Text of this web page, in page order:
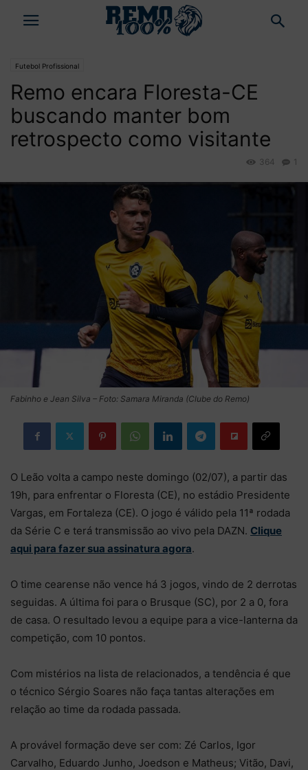
Futebol Profissional
Remo encara Floresta-CE
buscando manter bom
retrospecto como visitante
1
364
Fabinho e Jean Silva – Foto: Samara Miranda (Clube do Remo)
O Leão volta a campo neste domingo (02/07), a partir das
19h, para enfrentar o Floresta (CE), no estádio Presidente
Vargas, em Fortaleza (CE). O jogo é válido pela 11ª rodada
da Série C e terá transmissão ao vivo pela DAZN. Clique
aqui para fazer sua assinatura agora.
O time cearense não vence há 3 jogos, vindo de 2 derrotas
seguidas. A última foi para o Brusque (SC), por 2 a 0, fora
de casa. O resultado levou a equipe para a vice-lanterna da
competição, com 10 pontos.
Com mistérios na lista de relacionados, a tendência é que
o técnico Sérgio Soares não faça tantas alterações em
relação ao time da rodada passada.
A provável formação deve ser com: Zé Carlos, Igor
Carvalho, Eduardo Junho, Joedson e Matheus; Vitão, Davi,